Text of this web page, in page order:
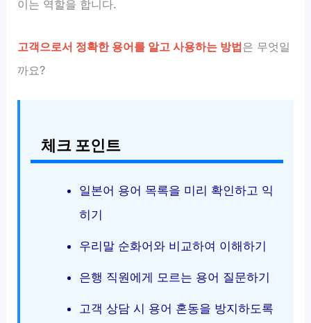
이는 역할을 합니다.
고객으로서 정확한 용어를 알고 사용하는 방법은 무엇일
까요?
체크 포인트
일본어 용어 목록을 미리 확인하고 익
히기
우리말 순화어와 비교하여 이해하기
은행 직원에게 모르는 용어 질문하기
고객 상담 시 용어 혼동을 방지하도록